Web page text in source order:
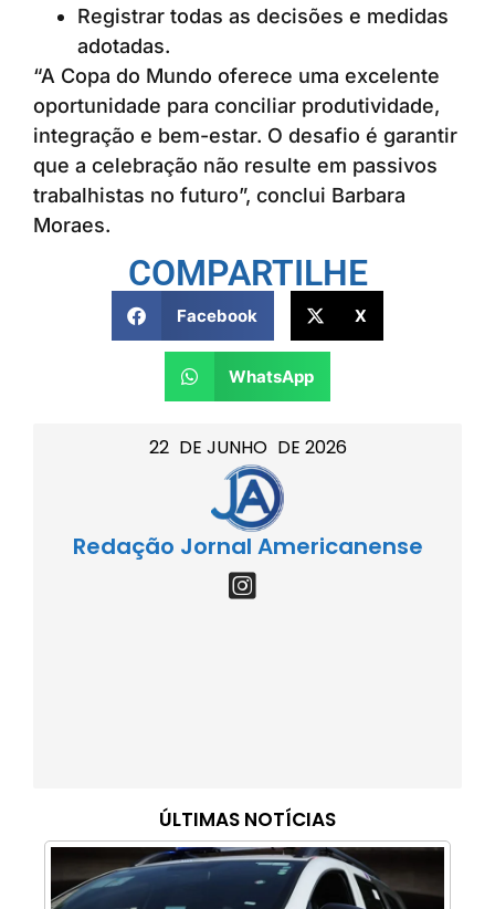
22 DE JUNHO DE 2026
Redação Jornal Americanense
ÚLTIMAS NOTÍCIAS
Registrar todas as decisões e medidas
adotadas.
“A Copa do Mundo oferece uma excelente
oportunidade para conciliar produtividade,
integração e bem-estar. O desafio é garantir
que a celebração não resulte em passivos
trabalhistas no futuro”, conclui Barbara
Moraes.
COMPARTILHE
Facebook X
WhatsApp